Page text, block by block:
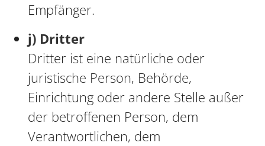
Empfänger.
j) Dritter
Dritter ist eine natürliche oder
juristische Person, Behörde,
Einrichtung oder andere Stelle außer
der betroffenen Person, dem
Verantwortlichen, dem